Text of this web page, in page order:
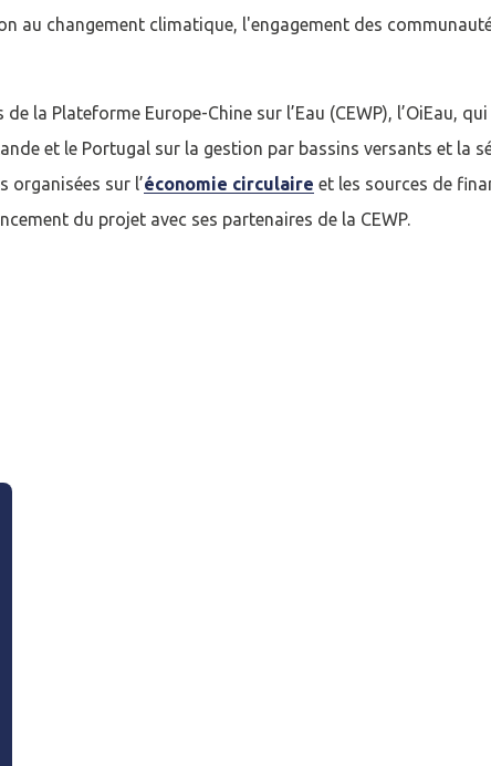
au changement climatique, l'engagement des
la Plateforme Europe-Chine sur l’Eau (CEWP), l’OiEau,
et le Portugal sur la gestion par bassins versants et la
organisées sur l’économie circulaire et les sources de
du projet avec ses partenaires de la CEWP.